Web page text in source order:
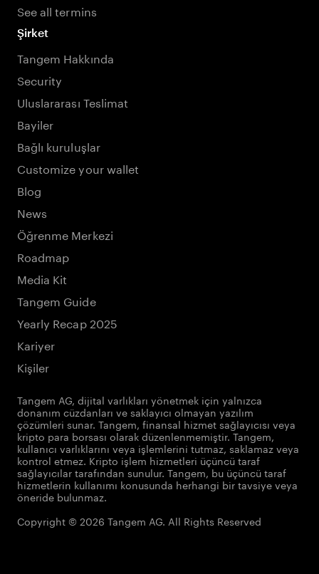
See all termins
Şirket
Tangem Hakkında
Security
Uluslararası Teslimat
Bayiler
Bağlı kuruluşlar
Customize your wallet
Blog
News
Öğrenme Merkezi
Roadmap
Media Kit
Tangem Guide
Yearly Recap 2025
Kariyer
Kişiler
Tangem AG, dijital varlıkları yönetmek için yalnızca
donanım cüzdanları ve saklayıcı olmayan yazılım
çözümleri sunar. Tangem, finansal hizmet sağlayıcısı veya
kripto para borsası olarak düzenlenmemiştir. Tangem,
kullanıcı varlıklarını veya işlemlerini tutmaz, saklamaz veya
kontrol etmez. Kripto işlem hizmetleri üçüncü taraf
sağlayıcılar tarafından sunulur. Tangem, bu üçüncü taraf
hizmetlerin kullanımı konusunda herhangi bir tavsiye veya
öneride bulunmaz.